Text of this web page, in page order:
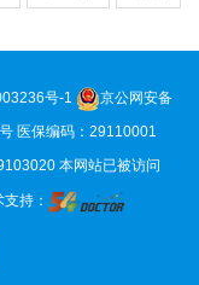
号-1
京公网安备
医保编码：29110001
本网站已被访问
持：